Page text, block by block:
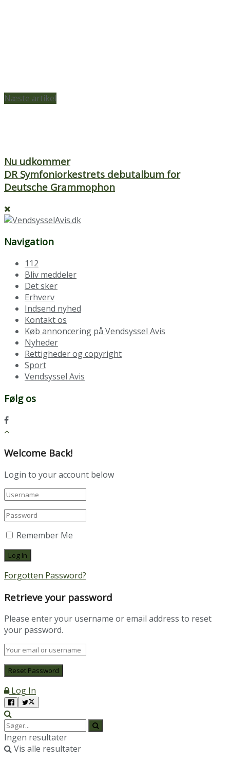
Næste artikel
Nu udkommer
DR Symfoniorkestrets debutalbum for
Deutsche Grammophon
Navigation
112
Bliv meddeler
Det sker
Erhverv
Indsend nyhed
Kontakt os
Køb annoncering på Vendsyssel Avis
Nyheder
Rettigheder og copyright
Sport
Vendsyssel Avis
Følg os
Welcome Back!
Login to your account below
Remember Me
Forgotten Password?
Retrieve your password
Please enter your username or email address to reset
your password.
Log In
Ingen resultater
Vis alle resultater